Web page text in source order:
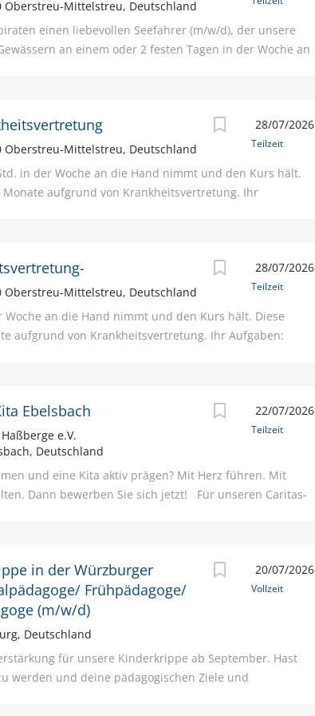
an versch. Fortbildungsveranstaltungen
mit Außengelände Wir freuen uns auf: deine
Ergänzungskraft bzw. einen vergleichbaren
Oberstreu-Mittelstreu, Deutschland
einen liebevollen Seefahrer (m/w/d), der unsere
an einem oder 2 festen Tagen in der Woche an
Zubereitung von Speisen und Snacks Ihre Vorteile:
am Kindergarten betriebliche Altersvorsorge
28/07/2026
Teilzeit
Oberstreu-Mittelstreu, Deutschland
in der Woche an die Hand nimmt und den Kurs hält.
aufgrund von Krankheitsvertretung. Ihr
7.30 Uhr bis 15.00 Uhr)
28/07/2026
Teilzeit
Oberstreu-Mittelstreu, Deutschland
Woche an die Hand nimmt und den Kurs hält. Diese
aufgrund von Krankheitsvertretung. Ihr Aufgaben:
Kindergruppe familienfreundliche Arbeitszeiten
22/07/2026
Teilzeit
Ebelsbach
e.V.
Deutschland
und eine Kita aktiv prägen? Mit Herz führen. Mit
Dann bewerben Sie sich jetzt! Für unseren Caritas-
Frau Pia Martin unter der 09521 691-22 zur
haben, freuen wir uns über Ihre Bewerbung; gerne
#/stelle/3c75de18-7ce2-4443-a634-d969de1e9f24
. Caritasverband für den Landkreis
20/07/2026
Vollzeit
in der Würzburger
Frühpädagoge/
(m/w/d)
Deutschland
für unsere Kinderkrippe ab September. Hast
werden und deine pädagogischen Ziele und